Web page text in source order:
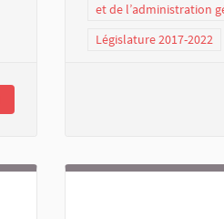
et de l’administration
Législature 2017-2022